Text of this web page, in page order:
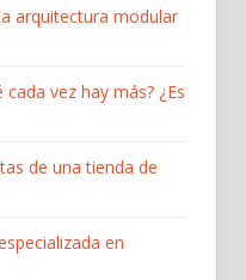
arquitectura modular
vez hay más? ¿Es
de una tienda de
en